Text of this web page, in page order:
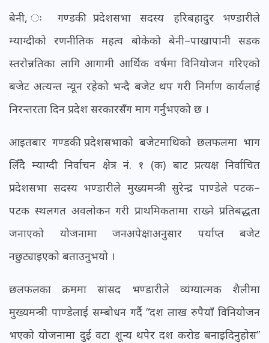
बेनी, ः गण्डकी प्रदेशसभा सदस्य हरिबहादुर भण्डारीले
म्याग्दीको रणनीतिक महत्व बोकेको बेनी–पाखापानी सडक
स्तरोन्नतिका लागि आगामी आर्थिक वर्षमा विनियोजन गरिएको
बजेट अत्यन्त न्यून रहेको भन्दै बजेट थप गरी निर्माण कार्यलाई
निरन्तरता दिन प्रदेश सरकारसँग माग गर्नुभएको छ ।
आइतबार गण्डकी प्रदेशसभाको बजेटमाथिको छलफलमा भाग
लिँदै म्याग्दी निर्वाचन क्षेत्र नं. १ (क) बाट प्रत्यक्ष निर्वाचित
प्रदेशसभा सदस्य भण्डारीले मुख्यमन्त्री सुरेन्द्र पाण्डेले पटक–
पटक स्थलगत अवलोकन गरी प्राथमिकतामा राख्ने प्रतिबद्धता
जनाएको योजनामा जनअपेक्षाअनुसार पर्याप्त बजेट
नछुट्याइएको बताउनुभयो ।
छलफलका क्रममा सांसद भण्डारीले व्यंग्यात्मक शैलीमा
मुख्यमन्त्री पाण्डेलाई सम्बोधन गर्दै “दश लाख रुपैयाँ विनियोजन
भएको योजनामा दुई वटा शून्य थपेर दश करोड बनाइदिनुहोस”